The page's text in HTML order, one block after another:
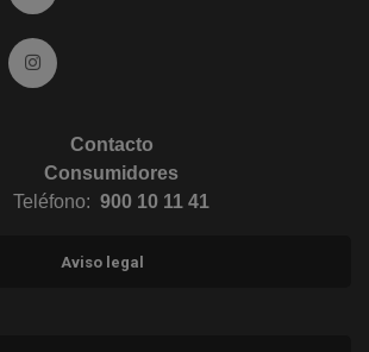
Ir a Instagram (abre en ventana nueva)
Contacto
Consumidores
Teléfono: 900 10 11 41
Aviso legal